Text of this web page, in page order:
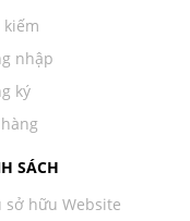
kiếm
nhập
ký
SÁCH
sở hữu Website